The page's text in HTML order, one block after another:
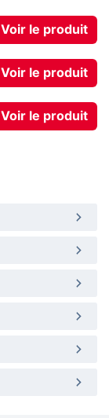
Voir le produit
Voir le produit
Voir le produit